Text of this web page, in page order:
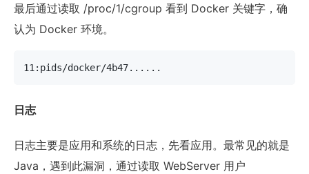
最后通过读取 /proc/1/cgroup 看到 Docker 关键字，确
认为 Docker 环境。
11:pids/docker/4b47......
日志
日志主要是应用和系统的日志，先看应用。最常见的就是
Java，遇到此漏洞，通过读取 WebServer 用户